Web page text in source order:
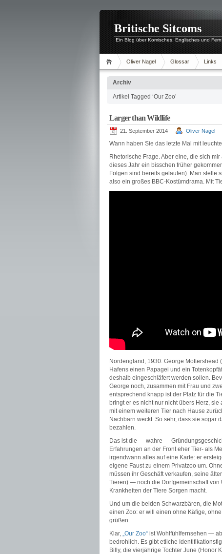
Britische Sitcoms
Ein Blog über Komisches, Englisches und
Oliver Nagel Glossar Links
Archiv
Artikel Tagged ‘Our Zoo’
Larger than Wildlife
21. September 2014 Oliver Nagel
Wann haben Sie das letzte Mal mit
Rhetorische Frage. Aber eine, die sich
dieses Jahr ein bisschen früher
Folgen sind bereits gelaufen). Man stelle
also ein großes BBC-Kostümdrama. Mit
Nordengland, 1930. George
Hafens einen Papagei und ein
deshalb eingeschläfert werden sollen.
George noch, zusammen mit Frau und
entsprechend knapp ist der Platz für die
bringt er es nicht nur nicht übers Herz,
mit einem weiteren Tier nach Hause
Nachbarn weckt. So sehr, dass sie sogar
bezahlen.
Das ist die — wahre —
Erfahrungen an der Front eher Tier- als
irgendwann alles auf eine Karte: er
eigene Faust zu einem Privatzoo um.
müssen ihr Geschäft verkaufen, seine
Tieren) — noch die Dorfgemeinschaft von
Krankheiten der Tiere Sorgen macht.
Und um die beiden Schwarzbären, die
einen Zoo: er will einen ohne Käfige,
grüßen.
Klar, „Our Zoo“ ist Wohlfühlfernsehen —
bedrohlich. Es gibt etliche
Billy, die vierjährige Tochter June (Honor